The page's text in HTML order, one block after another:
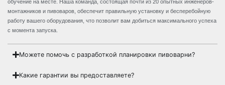
обучение на месте. Наша команда, состоящая почти из 20 опытных инженеров-
монтажников и пивоваров, обеспечит правильную установку и бесперебойную
работу вашего оборудования, что позволит вам добиться максимального успеха
с момента запуска.
Можете помочь с разработкой планировки пивоварни?
Какие гарантии вы предоставляете?